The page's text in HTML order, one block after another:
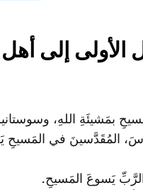
إلى أهل
بمَشيئَةِ اللهِ،
المُقَدَّسينَ في
يَسوعَ المَسيحِ.